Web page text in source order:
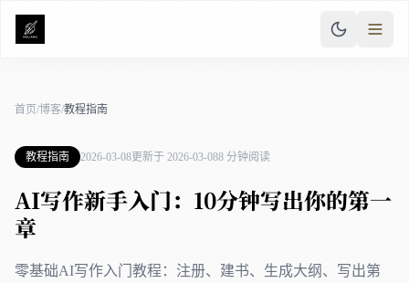
首页/博客/教程指南
教程指南 2026-03-08更新于 2026-03-088 分钟阅读
AI写作新手入门：10分钟写出你的第一
章
零基础AI写作入门教程：注册、建书、生成大纲、写出第